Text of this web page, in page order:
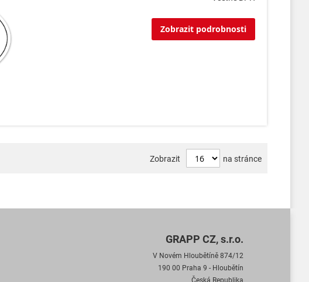
Zobrazit podrobnosti
Zobrazit na stránce
GRAPP CZ, s.r.o.
V Novém Hloubětíně 874/12
190 00 Praha 9 - Hloubětín